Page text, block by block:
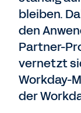
bleiben.
den
Partner-
vernetzt
Workday-
der